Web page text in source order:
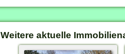
Weitere aktuelle